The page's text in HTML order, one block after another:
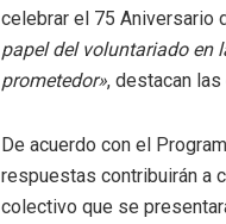
celebrar el 75 Aniversario
papel del voluntariado en
prometedor», destacan
De acuerdo con el
respuestas contribuirán a
colectivo que se